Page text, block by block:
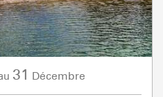
31 Décembre